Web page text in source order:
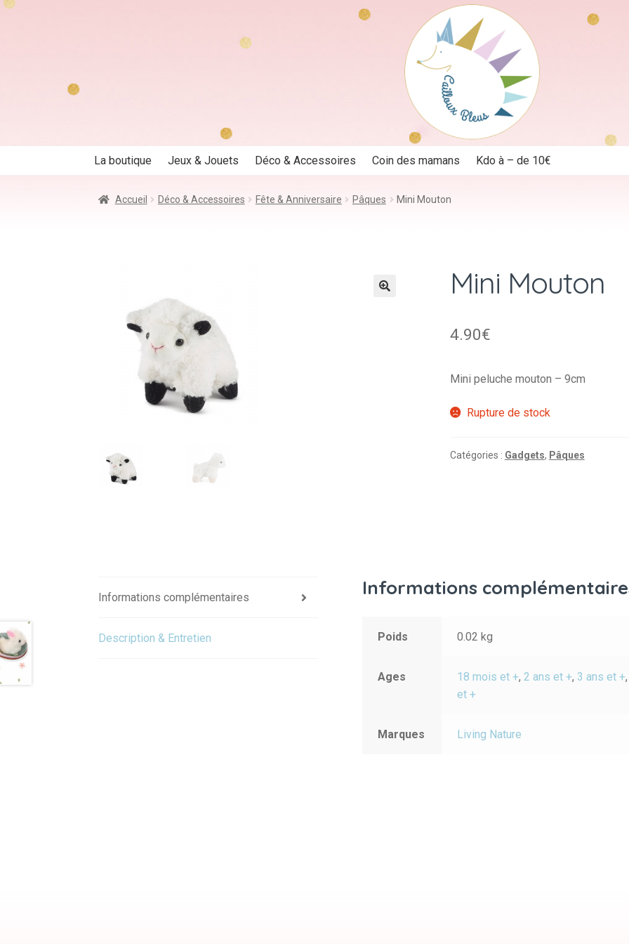
La boutique Jeux & Jouets Déco & Accessoires Coin des mamans Kdo à – de 10€
Accueil Déco & Accessoires Fête & Anniversaire Pâques Mini Mouton
Mini Mouton
4.90€
Mini peluche mouton – 9cm
Rupture de stock
Catégories : Gadgets, Pâques
Informations complémentaires
Description & Entretien
Informations
Poids 0.02 kg
Ages 18 mois et +,2 ans et +,3 ans et +
et +
Marques Living Nature